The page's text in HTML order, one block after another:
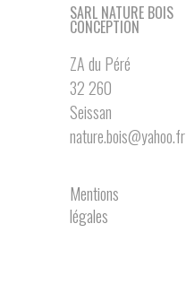
SARL NATURE BOIS
CONCEPTION
ZA du Péré
32 260
Seissan
nature.bois@yahoo.fr
Mentions
légales